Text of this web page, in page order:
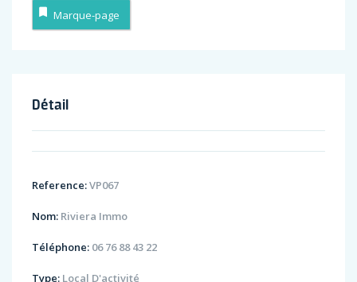
Marque-page
Détail
Reference:VP067
Nom: Riviera Immo
Téléphone: 06 76 88 43 22
Type: Local D'activité